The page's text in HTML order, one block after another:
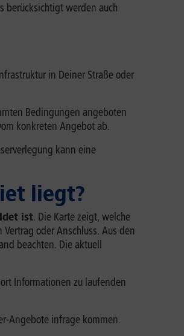
berücksichtigt werden auch
in Deiner Straße oder
Bedingungen angeboten
konkreten Angebot ab.
kann eine
liegt?
ist. Die Karte zeigt, welche
oder Anschluss. Aus den
beachten. Die aktuell
Informationen zu laufenden
Angebote infrage kommen.